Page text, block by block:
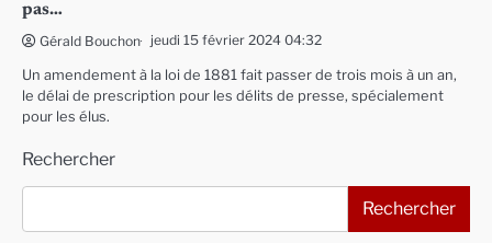
pas…
Gérald Bouchon jeudi 15 février 2024 04:32
Un amendement à la loi de 1881 fait passer de trois mois à un an,
le délai de prescription pour les délits de presse, spécialement
pour les élus.
Rechercher
Rechercher